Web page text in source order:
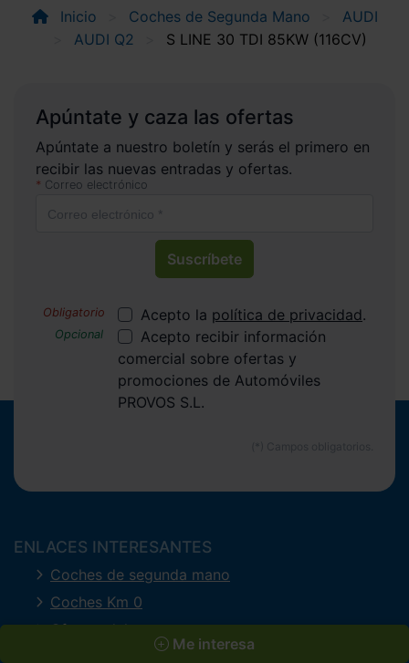
Me interesa
Inicio Coches de Segunda Mano
AUDI
AUDI Q2
S LINE 30 TDI 85KW (116CV)
Apúntate y caza las ofertas
Apúntate a nuestro boletín y serás el primero en
recibir las nuevas entradas y ofertas.
Correo electrónico
Suscríbete
Acepto la política de privacidad.
Acepto recibir información
comercial sobre ofertas y
promociones de Automóviles
PROVOS S.L.
ENLACES INTERESANTES
Coches de segunda mano
Coches Km 0
Ofertas del mes